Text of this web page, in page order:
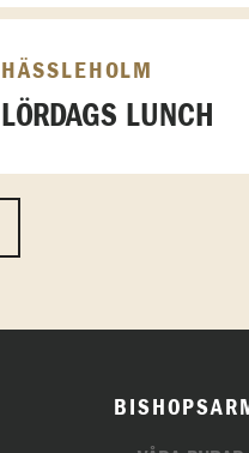
HÄSSLEHOLM
LÖRDAGS LUNCH